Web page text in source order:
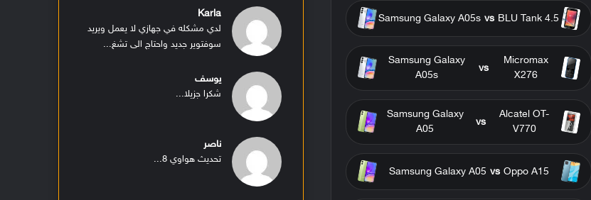
BLU Tank 4.5
vs
Samsung Galaxy A05s
Micromax
X276
vs
Samsung Galaxy
A05s
Alcatel OT-
V770
vs
Samsung Galaxy
A05
Oppo A15
vs
Samsung Galaxy A05
Karla
لدي مشكله في جهازي لا يعمل ويريد
سوفتوير جديد واحتاج الى تشغ...
يوسف
شكرا جزيلا...
ناصر
تحديث هواوي 8...